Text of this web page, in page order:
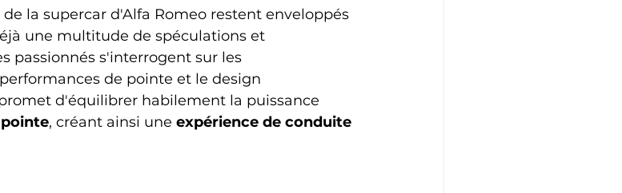
la supercar d'Alfa Romeo restent enveloppés
une multitude de spéculations et
passionnés s'interrogent sur les
de pointe et le design
d'équilibrer habilement la puissance
, créant ainsi une expérience de conduite